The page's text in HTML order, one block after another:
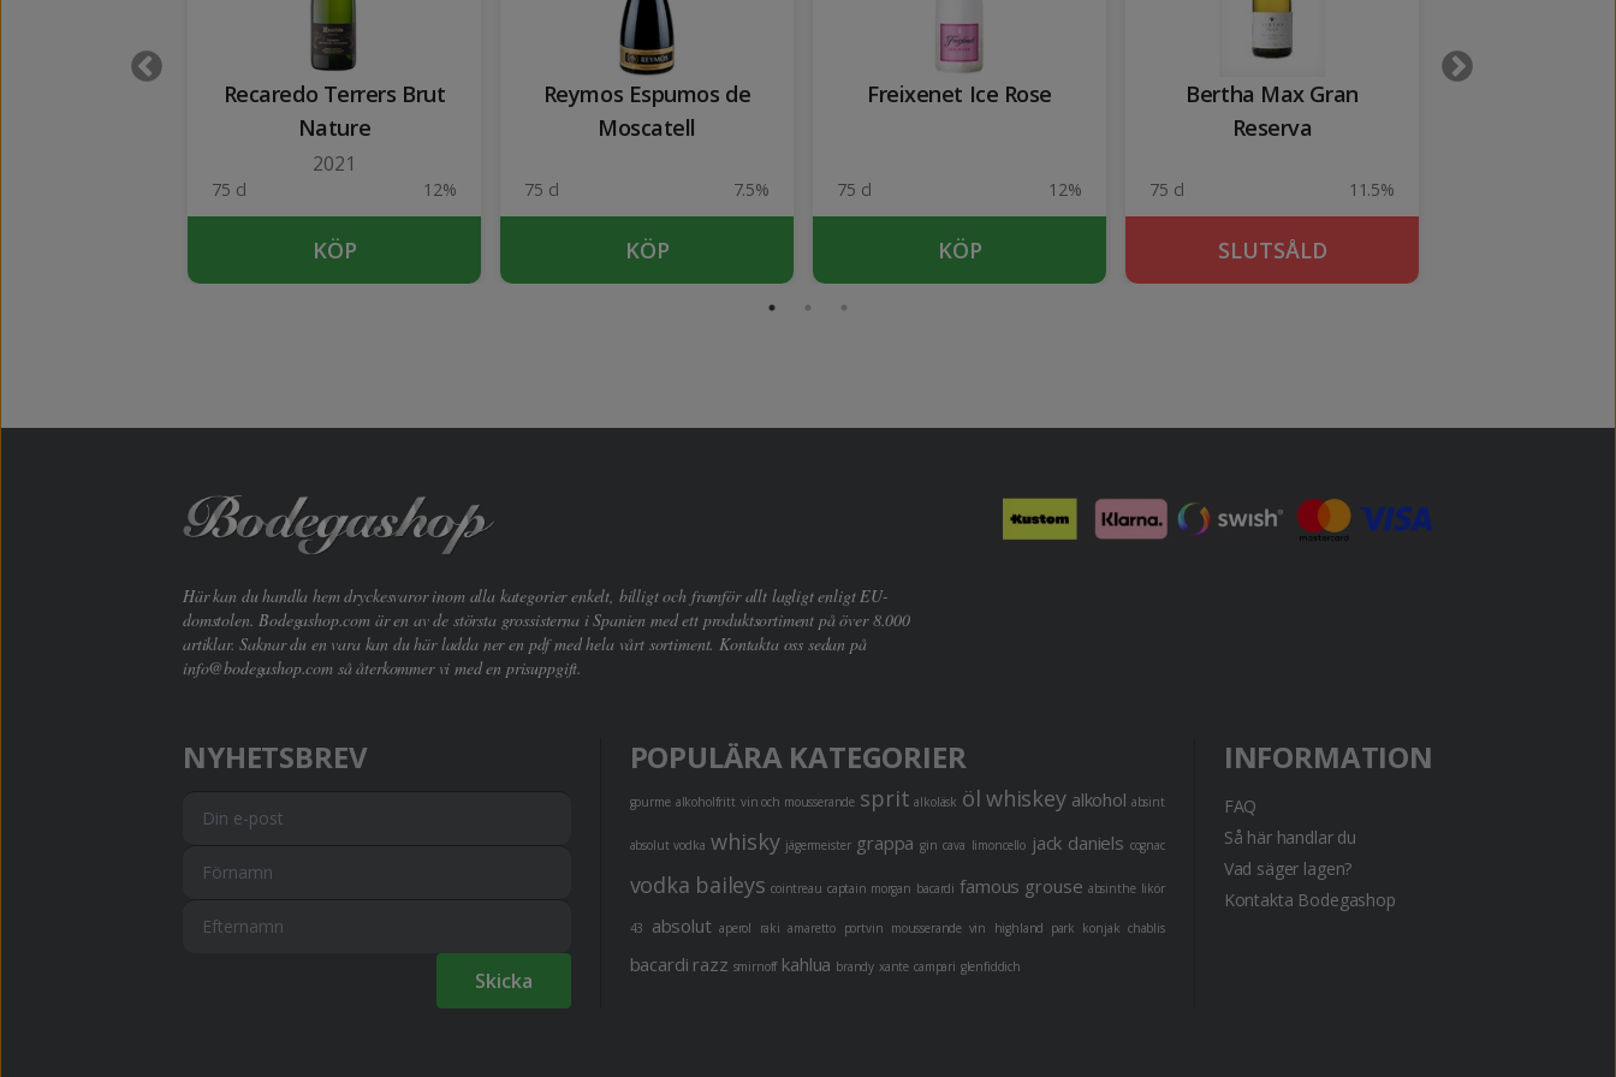
Recaredo Terrers Brut
Nature
2021
75 cl 12%
KÖP
Reymos Espumos de
Moscatell
75 cl 7.5%
KÖP
Freixenet Ice Rose
75 cl 12%
KÖP
Bertha Max Gran
Reserva
75 cl 11.5%
SLUTSÅLD
Här kan du handla hem dryckesvaror inom alla kategorier enkelt, billigt och framför allt lagligt enligt EU-
domstolen. Bodegashop.com är en av de största grossisterna i Spanien med ett produktsortiment på över 8.000
artiklar. Saknar du en vara kan du här ladda ner en pdf med hela vårt sortiment. Kontakta oss sedan på
info@bodegashop.comså återkommer vi med en prisuppgift.
NYHETSBREV
Skicka
POPULÄRA KATEGORIER
gourme alkoholfritt vin och mousserande sprit alkoläsk öl whiskey alkohol absint
absolut vodka whisky jägermeister grappa gin cava limoncello jack daniels cognac
vodka baileys cointreau captain morgan bacardi famous grouse absinthe likör
43 absolut aperol raki amaretto portvin mousserande vin highland park konjak chablis
bacardi razz smirnoff kahlua brandy xante campari glenfiddich
INFORMATION
FAQ
Så här handlar du
Vad säger lagen?
Kontakta Bodegashop